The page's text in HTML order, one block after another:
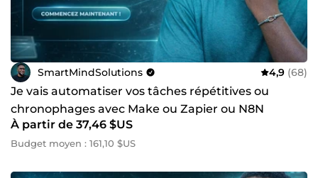
SmartMindSolutions 4,9 (68)
Je vais automatiser vos tâches répétitives ou
chronophages avec Make ou Zapier ou N8N
À partir de 37,46 $US
Budget moyen : 161,10 $US